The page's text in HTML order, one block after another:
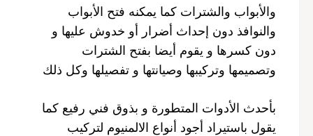
والأبواب والشترات كما يمكنه فتح الأبواب
والنوافذ دون إحداث أضرار أو خدوش عليها و
دون كسرها و يقوم أيضا بفتح الشترات
وتصميمها وتركيبها وصيانتها و تفصيلها وكل ذلك
بأحدث الأدوات المتطورة و بذوق فني رفيع كما
يقول باستيراد أجود أنواع الالمنيوم لتركيب